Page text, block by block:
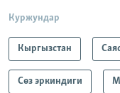
Куржундар
Кыргызстан
Сөз эркиндиги